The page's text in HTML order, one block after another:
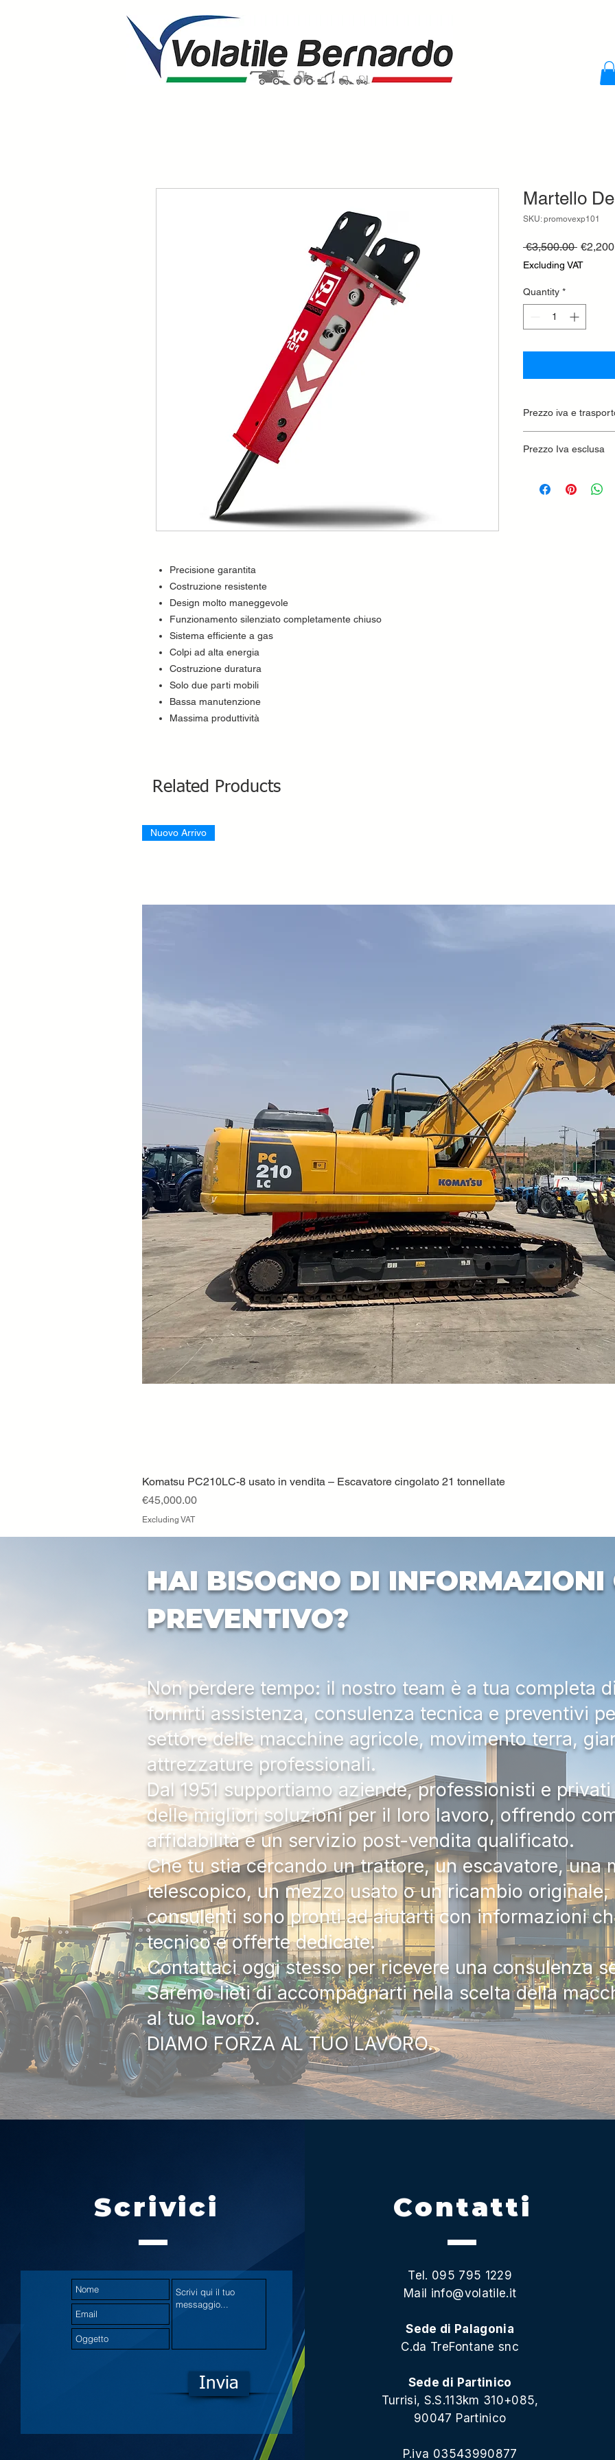
Precisione garantita
Costruzione resistente
Design molto maneggevole
Funzionamento silenziato completamente chiuso
Sistema efficiente a gas
Colpi ad alta energia
Costruzione duratura
Solo due parti mobili
Bassa manutenzione
Massima produttività
Martello
SKU: promovexp101
€3,500.00 Regular
Price
Excluding VAT
Quantity *
Prezzo iva e
Prezzo Iva esclusa
Related Products
Quick View
Nuovo Arrivo
Komatsu PC210LC-8 usato in vendita – Escavatore cingolato 21 tonnellate
Price
€45,000.00
Excluding VAT
HAI BISOGNO DI INFORMAZIONI
PREVENTIVO?
Non perdere tempo: il nostro team è a tua completa
fornirti assistenza, consulenza tecnica e preventivi
settore delle macchine agricole, movimento terra,
attrezzature professionali.
Dal 1951 supportiamo aziende, professionisti e
delle migliori soluzioni per il loro lavoro, offrendo
affidabilità e un servizio post-vendita qualificato.
Che tu stia cercando un trattore, un escavatore, una
telescopico, un mezzo usato o un ricambio
consulenti sono pronti ad aiutarti con informazioni
tecnico e offerte dedicate.
Contattaci oggi stesso per ricevere una consulenza
Saremo lieti di accompagnarti nella scelta della
al tuo lavoro.
DIAMO FORZA AL TUO LAVORO.
Scrivici
Invia
Contatti
Tel. 095 795 1229
Mail info@volatile.it
Sede di Palagonia
C.da TreFontane snc
Sede di Partinico
Turrisi, S.S.113km 310+085,
90047 Partinico
P.iva 03543990877